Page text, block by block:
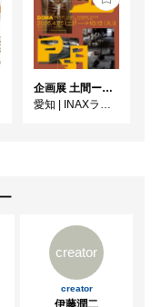
企画展 土間ーつくって、つかって、再発見ー
愛知 | INAXライブミュージアム
creator
creator
伊藤潤二